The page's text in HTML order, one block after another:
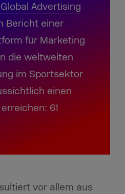
Advertising
Bericht einer
für Marketing
die weltweiten
im Sportsektor
einen
61
vor allem aus